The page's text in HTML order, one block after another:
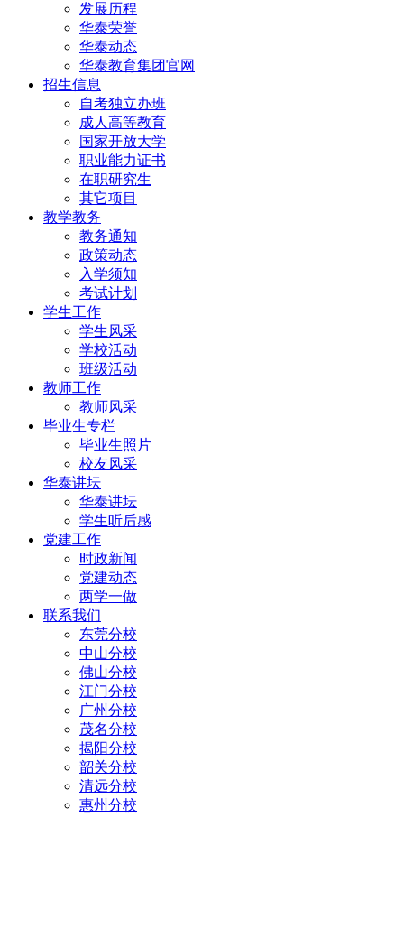
发展历程
华泰荣誉
华泰动态
华泰教育集团官网
招生信息
自考独立办班
成人高等教育
国家开放大学
职业能力证书
在职研究生
其它项目
教学教务
教务通知
政策动态
入学须知
考试计划
学生工作
学生风采
学校活动
班级活动
教师工作
教师风采
毕业生专栏
毕业生照片
校友风采
华泰讲坛
华泰讲坛
学生听后感
党建工作
时政新闻
党建动态
两学一做
联系我们
东莞分校
中山分校
佛山分校
江门分校
广州分校
茂名分校
揭阳分校
韶关分校
清远分校
惠州分校